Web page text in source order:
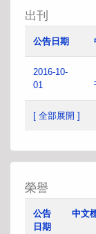
出刊
公告日期
2016-10-
01
[ 全部展開 ]
榮譽
公告
日期
中文